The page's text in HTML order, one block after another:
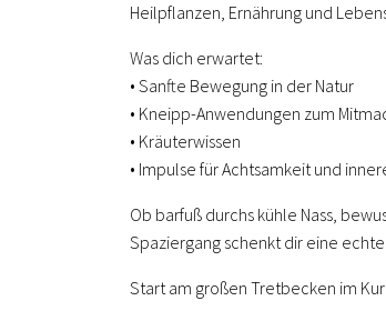
Heilpflanzen, Ernährung und
Was dich erwartet:
• Sanfte Bewegung in der Natur
• Kneipp-Anwendungen zum
• Kräuterwissen
• Impulse für Achtsamkeit und
Ob barfuß durchs kühle Nass,
Spaziergang schenkt dir eine
Start am großen Tretbecken im